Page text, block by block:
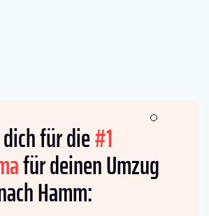
für die#1
für deinen Umzug
Hamm: